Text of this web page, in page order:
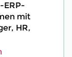
ERP-
mit
HR,